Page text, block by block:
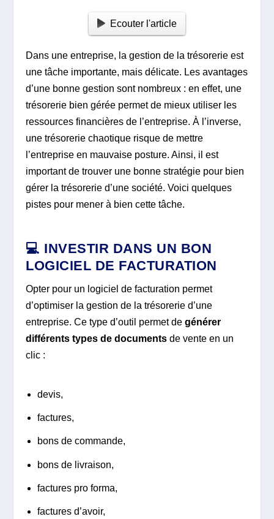
Ecouter l'article
Dans une entreprise, la gestion de la trésorerie est
une tâche importante, mais délicate. Les avantages
d’une bonne gestion sont nombreux : en effet, une
trésorerie bien gérée permet de mieux utiliser les
ressources financières de l’entreprise. À l’inverse,
une trésorerie chaotique risque de mettre
l’entreprise en mauvaise posture. Ainsi, il est
important de trouver une bonne stratégie pour bien
gérer la trésorerie d’une société. Voici quelques
pistes pour mener à bien cette tâche.
💻 INVESTIR DANS UN BON
LOGICIEL DE FACTURATION
Opter pour un logiciel de facturation permet
d’optimiser la gestion de la trésorerie d’une
entreprise. Ce type d’outil permet degénérer
différents types de documents de vente en un
clic :
devis,
factures,
bons de commande,
bons de livraison,
factures pro forma,
factures d’avoir,